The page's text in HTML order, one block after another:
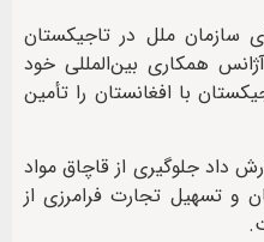
سازمان ملل در تاجیکستان
همکاری بین‌المللی خود
با افغانستان را تأمین
داد جلوگیری از قاچاق مواد
و تسهیل تجارت فرامرزی از